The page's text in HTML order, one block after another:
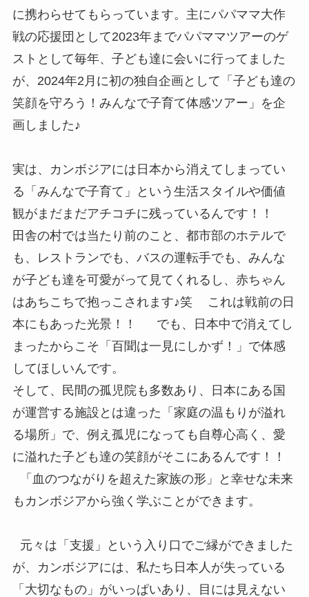
に携わらせてもらっています。主にパパママ大作
戦の応援団として2023年までパパママツアーのゲ
ストとして毎年、子ども達に会いに行ってました
が、2024年2月に初の独自企画として「子ども達の
笑顔を守ろう！みんなで子育て体感ツアー」を企
画しました♪
実は、カンボジアには日本から消えてしまってい
る「みんなで子育て」という生活スタイルや価値
観がまだまだアチコチに残っているんです！！
田舎の村では当たり前のこと、都市部のホテルで
も、レストランでも、バスの運転手でも、みんな
が子ども達を可愛がって見てくれるし、赤ちゃん
はあちこちで抱っこされます♪笑 これは戦前の日
本にもあった光景！！ でも、日本中で消えてし
まったからこそ「百聞は一見にしかず！」で体感
してほしいんです。
そして、民間の孤児院も多数あり、日本にある国
が運営する施設とは違った「家庭の温もりが溢れ
る場所」で、例え孤児になっても自尊心高く、愛
に溢れた子ども達の笑顔がそこにあるんです！！
「血のつながりを超えた家族の形」と幸せな未来
もカンボジアから強く学ぶことができます。
元々は「支援」という入り口でご縁ができました
が、カンボジアには、私たち日本人が失っている
「大切なもの」がいっぱいあり、目には見えない